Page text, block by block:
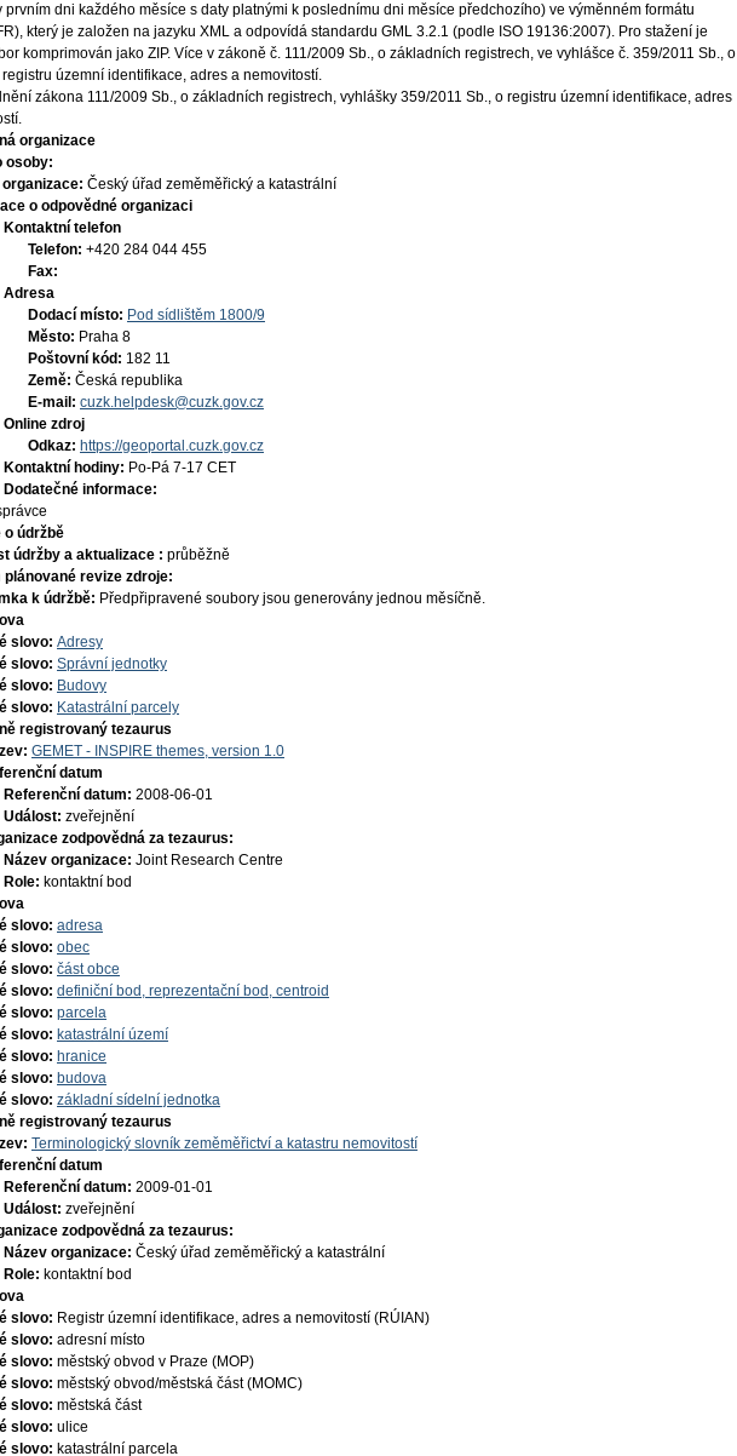
prvním dni každého měsíce s daty platnými k poslednímu dni měsíce předchozího) ve výměnném formátu
který je založen na jazyku XML a odpovídá standardu GML 3.2.1 (podle ISO 19136:2007). Pro stažení je
komprimován jako ZIP. Více v zákoně č. 111/2009 Sb., o základních registrech, ve vyhlášce č. 359/2011 Sb., o
územní identifikace, adres a nemovitostí.
zákona 111/2009 Sb., o základních registrech, vyhlášky 359/2011 Sb., o registru územní identifikace, adres
organizace
osoby:
organizace: Český úřad zeměměřický a katastrální
o odpovědné organizaci
Kontaktní telefon
Telefon: +420 284 044 455
Fax:
Adresa
Dodací místo: Pod sídlištěm 1800/9
Město: Praha 8
Poštovní kód: 182 11
Země: Česká republika
E-mail: cuzk.helpdesk@cuzk.gov.cz
Online zdroj
Odkaz: https://geoportal.cuzk.gov.cz
Kontaktní hodiny: Po-Pá 7-17 CET
Dodatečné informace:
o údržbě
údržby a aktualizace : průběžně
plánované revize zdroje:
k údržbě: Předpřipravené soubory jsou generovány jednou měsíčně.
slovo: Adresy
slovo: Správní jednotky
slovo: Budovy
slovo: Katastrální parcely
registrovaný tezaurus
GEMET - INSPIRE themes, version 1.0
datum
Referenční datum: 2008-06-01
Událost: zveřejnění
zodpovědná za tezaurus:
Název organizace: Joint Research Centre
Role: kontaktní bod
slovo: adresa
slovo: obec
slovo: část obce
slovo: definiční bod, reprezentační bod, centroid
slovo: parcela
slovo: katastrální území
slovo: hranice
slovo: budova
slovo: základní sídelní jednotka
registrovaný tezaurus
Terminologický slovník zeměměřictví a katastru nemovitostí
datum
Referenční datum: 2009-01-01
Událost: zveřejnění
zodpovědná za tezaurus:
Název organizace: Český úřad zeměměřický a katastrální
Role: kontaktní bod
slovo: Registr územní identifikace, adres a nemovitostí (RÚIAN)
slovo: adresní místo
slovo: městský obvod v Praze (MOP)
slovo: městský obvod/městská část (MOMC)
slovo: městská část
slovo: ulice
slovo: katastrální parcela